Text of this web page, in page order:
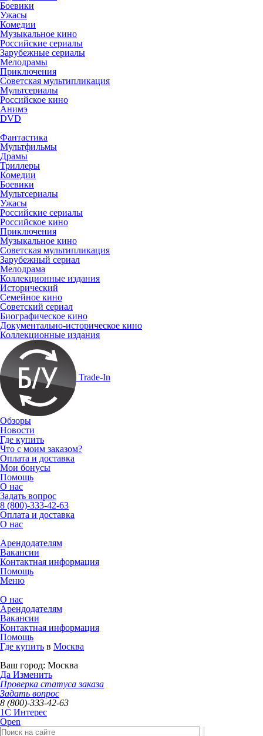
Боевики
Ужасы
Комедии
Музыкальное кино
Российские сериалы
Зарубежные сериалы
Мелодрамы
Приключения
Советская мультипликация
Мультсериалы
Российское кино
Анимэ
DVD
Фантастика
Мультфильмы
Драмы
Триллеры
Комедии
Боевики
Мультсериалы
Ужасы
Российские сериалы
Российское кино
Приключения
Музыкальное кино
Советская мультипликация
Зарубежный сериал
Мелодрама
Коллекционные издания
Исторический
Семейное кино
Советский сериал
Биографическое кино
Документально-историческое кино
Коллекционные издания
Trade-In
Обзоры
Новости
Где купить
Что с моим заказом?
Оплата и доставка
Мои бонусы
Помощь
О нас
Задать вопрос
8 (800)-333-42-63
Оплата и доставка
О нас
Арендодателям
Вакансии
Контактная информация
Помощь
Меню
О нас
Арендодателям
Вакансии
Контактная информация
Помощь
Где купить в Москва
Ваш город: Москва
Да Изменить
Проверка статуса заказа
Задать вопрос
8 (800)-333-42-63
1C Интерес
Open